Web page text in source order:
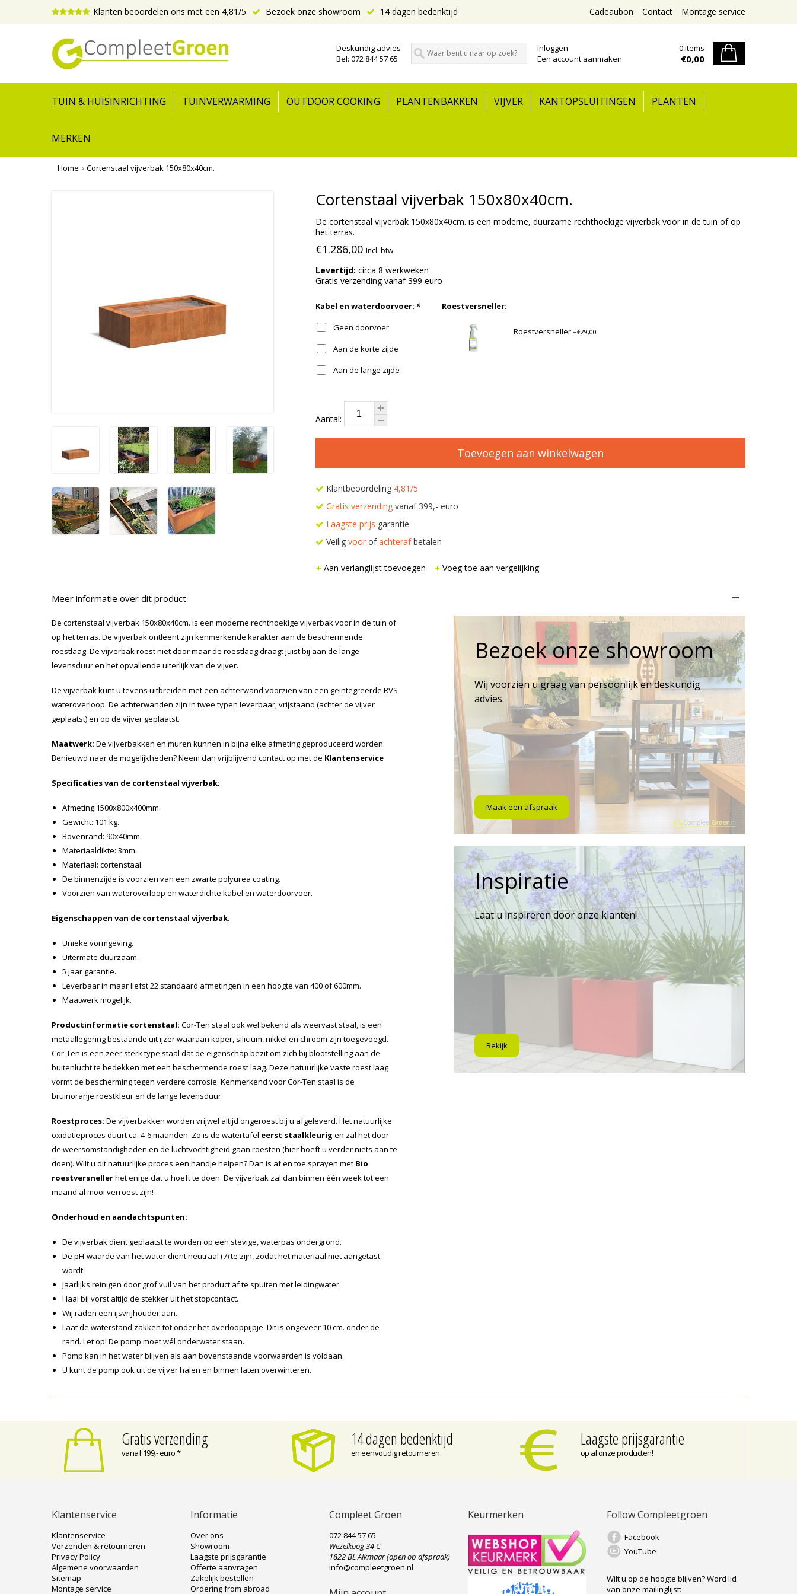
Klanten beoordelen ons met een 4,81/5 Bezoek onze showroom 14 dagen bedenktijd Montage service
Contact
Cadeaubon
Deskundig advies
Bel: 072 844 57 65
Inloggen
Een account aanmaken
0 items
€0,00
TUIN & HUISINRICHTING TUINVERWARMING OUTDOOR COOKING PLANTENBAKKEN VIJVER KANTOPSLUITINGEN PLANTEN
MERKEN
Home Cortenstaal vijverbak 150x80x40cm.
Cortenstaal vijverbak 150x80x40cm.
De cortenstaal vijverbak 150x80x40cm. is een moderne, duurzame rechthoekige vijverbak voor in de tuin of op
het terras.
€1.286,00 Incl. btw
Levertijd: circa 8 werkweken
Gratis verzending vanaf 399 euro
Kabel en waterdoorvoer: *
Geen doorvoer
Aan de korte zijde
Aan de lange zijde
Roestversneller:
Roestversneller+€29,00
Aantal:
Toevoegen aan winkelwagen
Klantbeoordeling 4,81/5
Gratis verzendingvanaf 399,- euro
Laagste prijs garantie
Veilig voorofachterafbetalen
Aan verlanglijst toevoegen Voeg toe aan vergelijking
Meer informatie over dit product –
De cortenstaal vijverbak 150x80x40cm. is een moderne rechthoekige vijverbak voor in de tuin of
op het terras. De vijverbak ontleent zijn kenmerkende karakter aan de beschermende
roestlaag. De vijverbak roest niet door maar de roestlaag draagt juist bij aan de lange
levensduur en het opvallende uiterlijk van de vijver.
De vijverbak kunt u tevens uitbreiden met een achterwand voorzien van een geïntegreerde RVS
wateroverloop. De achterwanden zijn in twee typen leverbaar, vrijstaand (achter de vijver
geplaatst) en op de vijver geplaatst.
Maatwerk: De vijverbakken en muren kunnen in bijna elke afmeting geproduceerd worden.
Benieuwd naar de mogelijkheden? Neem dan vrijblijvend contact op met de Klantenservice
Specificaties van de cortenstaal vijverbak:
Afmeting:1500x800x400mm.
Gewicht: 101 kg.
Bovenrand: 90x40mm.
Materiaaldikte: 3mm.
Materiaal: cortenstaal.
De binnenzijde is voorzien van een zwarte polyurea coating.
Voorzien van wateroverloop en waterdichte kabel en waterdoorvoer.
Eigenschappen van de cortenstaal vijverbak.
Unieke vormgeving.
Uitermate duurzaam.
5 jaar garantie.
Leverbaar in maar liefst 22 standaard afmetingen in een hoogte van 400 of 600mm.
Maatwerk mogelijk.
Productinformatie cortenstaal: Cor-Ten staal ook wel bekend als weervast staal, is een
metaallegering bestaande uit ijzer waaraan koper, silicium, nikkel en chroom zijn toegevoegd.
Cor-Ten is een zeer sterk type staal dat de eigenschap bezit om zich bij blootstelling aan de
buitenlucht te bedekken met een beschermende roest laag. Deze natuurlijke vaste roest laag
vormt de bescherming tegen verdere corrosie. Kenmerkend voor Cor-Ten staal is de
bruinoranje roestkleur en de lange levensduur.
Roestproces: De vijverbakken worden vrijwel altijd ongeroest bij u afgeleverd. Het natuurlijke
oxidatieproces duurt ca. 4-6 maanden. Zo is de watertafel eerst staalkleurig en zal het door
de weersomstandigheden en de luchtvochtigheid gaan roesten (hier hoeft u verder niets aan te
doen). Wilt u dit natuurlijke proces een handje helpen? Dan is af en toe sprayen met Bio
roestversnellerhet enige dat u hoeft te doen. De vijverbak zal dan binnen één week tot een
maand al mooi verroest zijn!
Onderhoud en aandachtspunten:
De vijverbak dient geplaatst te worden op een stevige, waterpas ondergrond.
De pH-waarde van het water dient neutraal (7) te zijn, zodat het materiaal niet aangetast
wordt.
Jaarlijks reinigen door grof vuil van het product af te spuiten met leidingwater.
Haal bij vorst altijd de stekker uit het stopcontact.
Wij raden een ijsvrijhouder aan.
Laat de waterstand zakken tot onder het overlooppijpje. Dit is ongeveer 10 cm. onder de
rand. Let op! De pomp moet wél onderwater staan.
Pomp kan in het water blijven als aan bovenstaande voorwaarden is voldaan.
U kunt de pomp ook uit de vijver halen en binnen laten overwinteren.
Bezoek onze showroom
Wij voorzien u graag van persoonlijk en deskundig
advies.
Maak een afspraak
Inspiratie
Laat u inspireren door onze klanten!
Bekijk
Gratis verzending
vanaf 199,- euro *
14 dagen bedenktijd
en eenvoudig retourneren.
Laagste prijsgarantie
op al onze producten!
Klantenservice
Klantenservice
Verzenden & retourneren
Privacy Policy
Algemene voorwaarden
Sitemap
Montage service
Informatie
Over ons
Showroom
Laagste prijsgarantie
Offerte aanvragen
Zakelijk bestellen
Ordering from abroad
Compleet Groen
072 844 57 65
Wezelkoog 34 C
1822 BL Alkmaar (open op afspraak)
info@compleetgroen.nl
Keurmerken Follow Compleetgroen
Facebook
YouTube
Wilt u op de hoogte blijven?Word lid
van onze mailinglijst: